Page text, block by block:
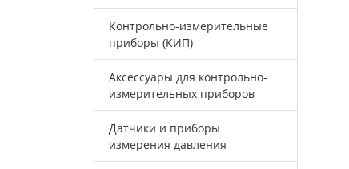
Контрольно-измерительные
приборы (КИП)
Аксессуары для контрольно-
измерительных приборов
Датчики и приборы
измерения давления